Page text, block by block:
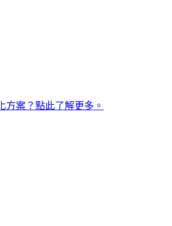
方案？點此了解更多。